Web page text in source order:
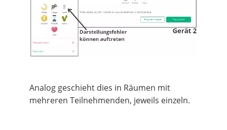
Analog geschieht dies in Räumen mit
mehreren Teilnehmenden, jeweils einzeln.